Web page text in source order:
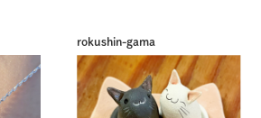
rokushin-gama